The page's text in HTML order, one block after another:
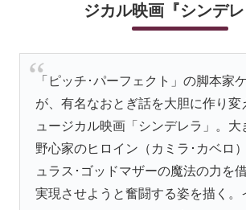
ジカル映画『シンデレ
「ピッチ･パーフェクト」の脚本家
が、有名なおとぎ話を大胆に作り変
ュージカル映画「シンデレラ」。大
野心家のヒロイン（カミラ･カベロ
ュラス･ゴッドマザーの魔法の力を
実現させようと奮闘する姿を描く。